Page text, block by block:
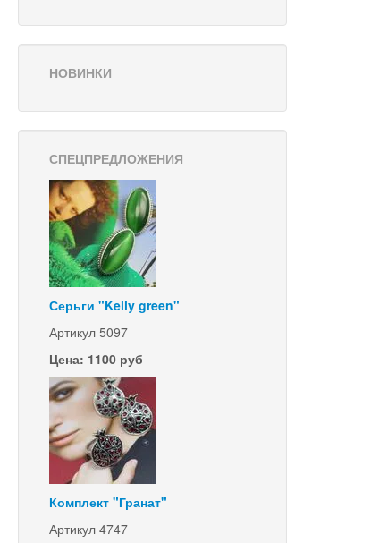
НОВИНКИ
СПЕЦПРЕДЛОЖЕНИЯ
Серьги "Kelly green"
Артикул 5097
Цена: 1100 руб
Комплект "Гранат"
Артикул 4747